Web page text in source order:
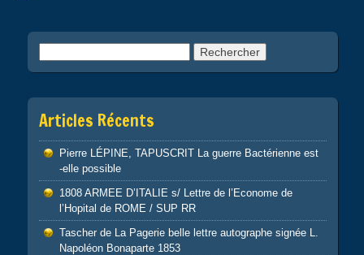
Articles Récents
Pierre LÉPINE, TAPUSCRIT La guerre Bactérienne est
-elle possible
1808 ARMEE D’ITALIE s/ Lettre de l’Econome de
l’Hopital de ROME / SUP RR
Tascher de La Pagerie belle lettre autographe signée L.
Napoléon Bonaparte 1853